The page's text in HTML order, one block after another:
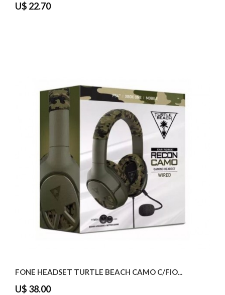
U$ 22.70
FONE HEADSET TURTLE BEACH CAMO C/FIO...
U$ 38.00